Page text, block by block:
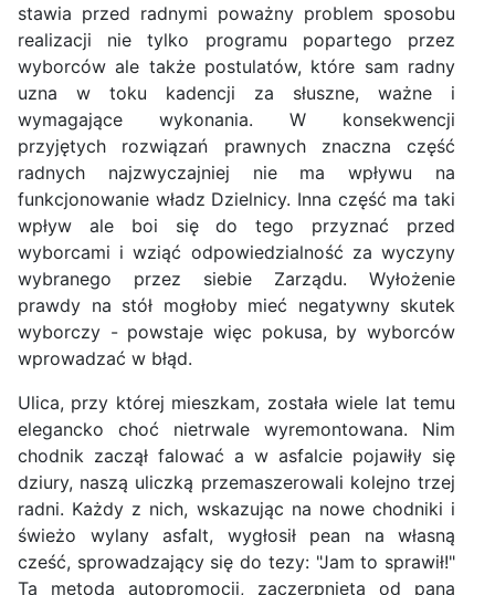
stawia przed radnymi poważny problem sposobu
realizacji nie tylko programu popartego przez
wyborców ale także postulatów, które sam radny
uzna w toku kadencji za słuszne, ważne i
wymagające wykonania. W konsekwencji
przyjętych rozwiązań prawnych znaczna część
radnych najzwyczajniej nie ma wpływu na
funkcjonowanie władz Dzielnicy. Inna część ma taki
wpływ ale boi się do tego przyznać przed
wyborcami i wziąć odpowiedzialność za wyczyny
wybranego przez siebie Zarządu. Wyłożenie
prawdy na stół mogłoby mieć negatywny skutek
wyborczy - powstaje więc pokusa, by wyborców
wprowadzać w błąd.
Ulica, przy której mieszkam, została wiele lat temu
elegancko choć nietrwale wyremontowana. Nim
chodnik zaczął falować a w asfalcie pojawiły się
dziury, naszą uliczką przemaszerowali kolejno trzej
radni. Każdy z nich, wskazując na nowe chodniki i
świeżo wylany asfalt, wygłosił pean na własną
cześć, sprowadzający się do tezy: "Jam to sprawił!"
Ta metoda autopromocji, zaczerpnięta od pana